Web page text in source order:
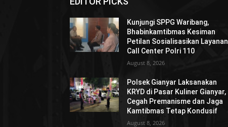
Kunjungi SPPG Waribang,
Bhabinkamtibmas Kesiman
Petilan Sosialisasikan Layanan
Call Center Polri 110
August 8, 2026
Polsek Gianyar Laksanakan
KRYD di Pasar Kuliner Gianyar,
Cegah Premanisme dan Jaga
Kamtibmas Tetap Kondusif
August 8, 2026